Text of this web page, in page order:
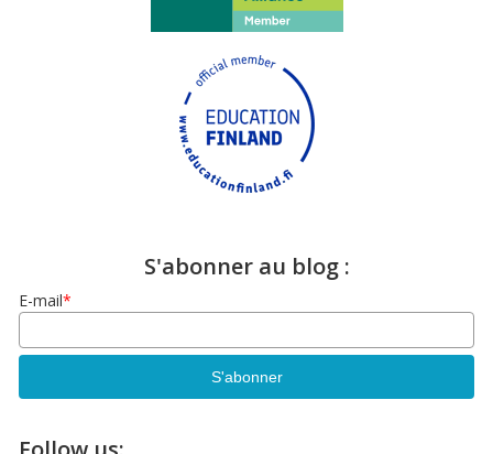
S'abonner au blog :
E-mail*